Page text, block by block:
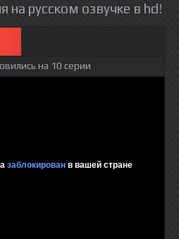
на русском озвучке в hd!
на 10 серии